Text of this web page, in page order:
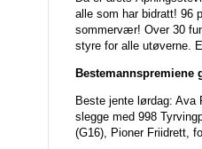
alle som har bidratt! 96
sommervær! Over 30
styre for alle utøverne.
Beste jente lørdag:
slegge med 998
(G16), Pioner Friidrett,